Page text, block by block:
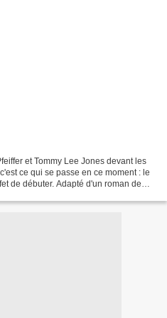
et Tommy Lee Jones devant les
ce qui se passe en ce moment : le
de débuter. Adapté d'un roman de